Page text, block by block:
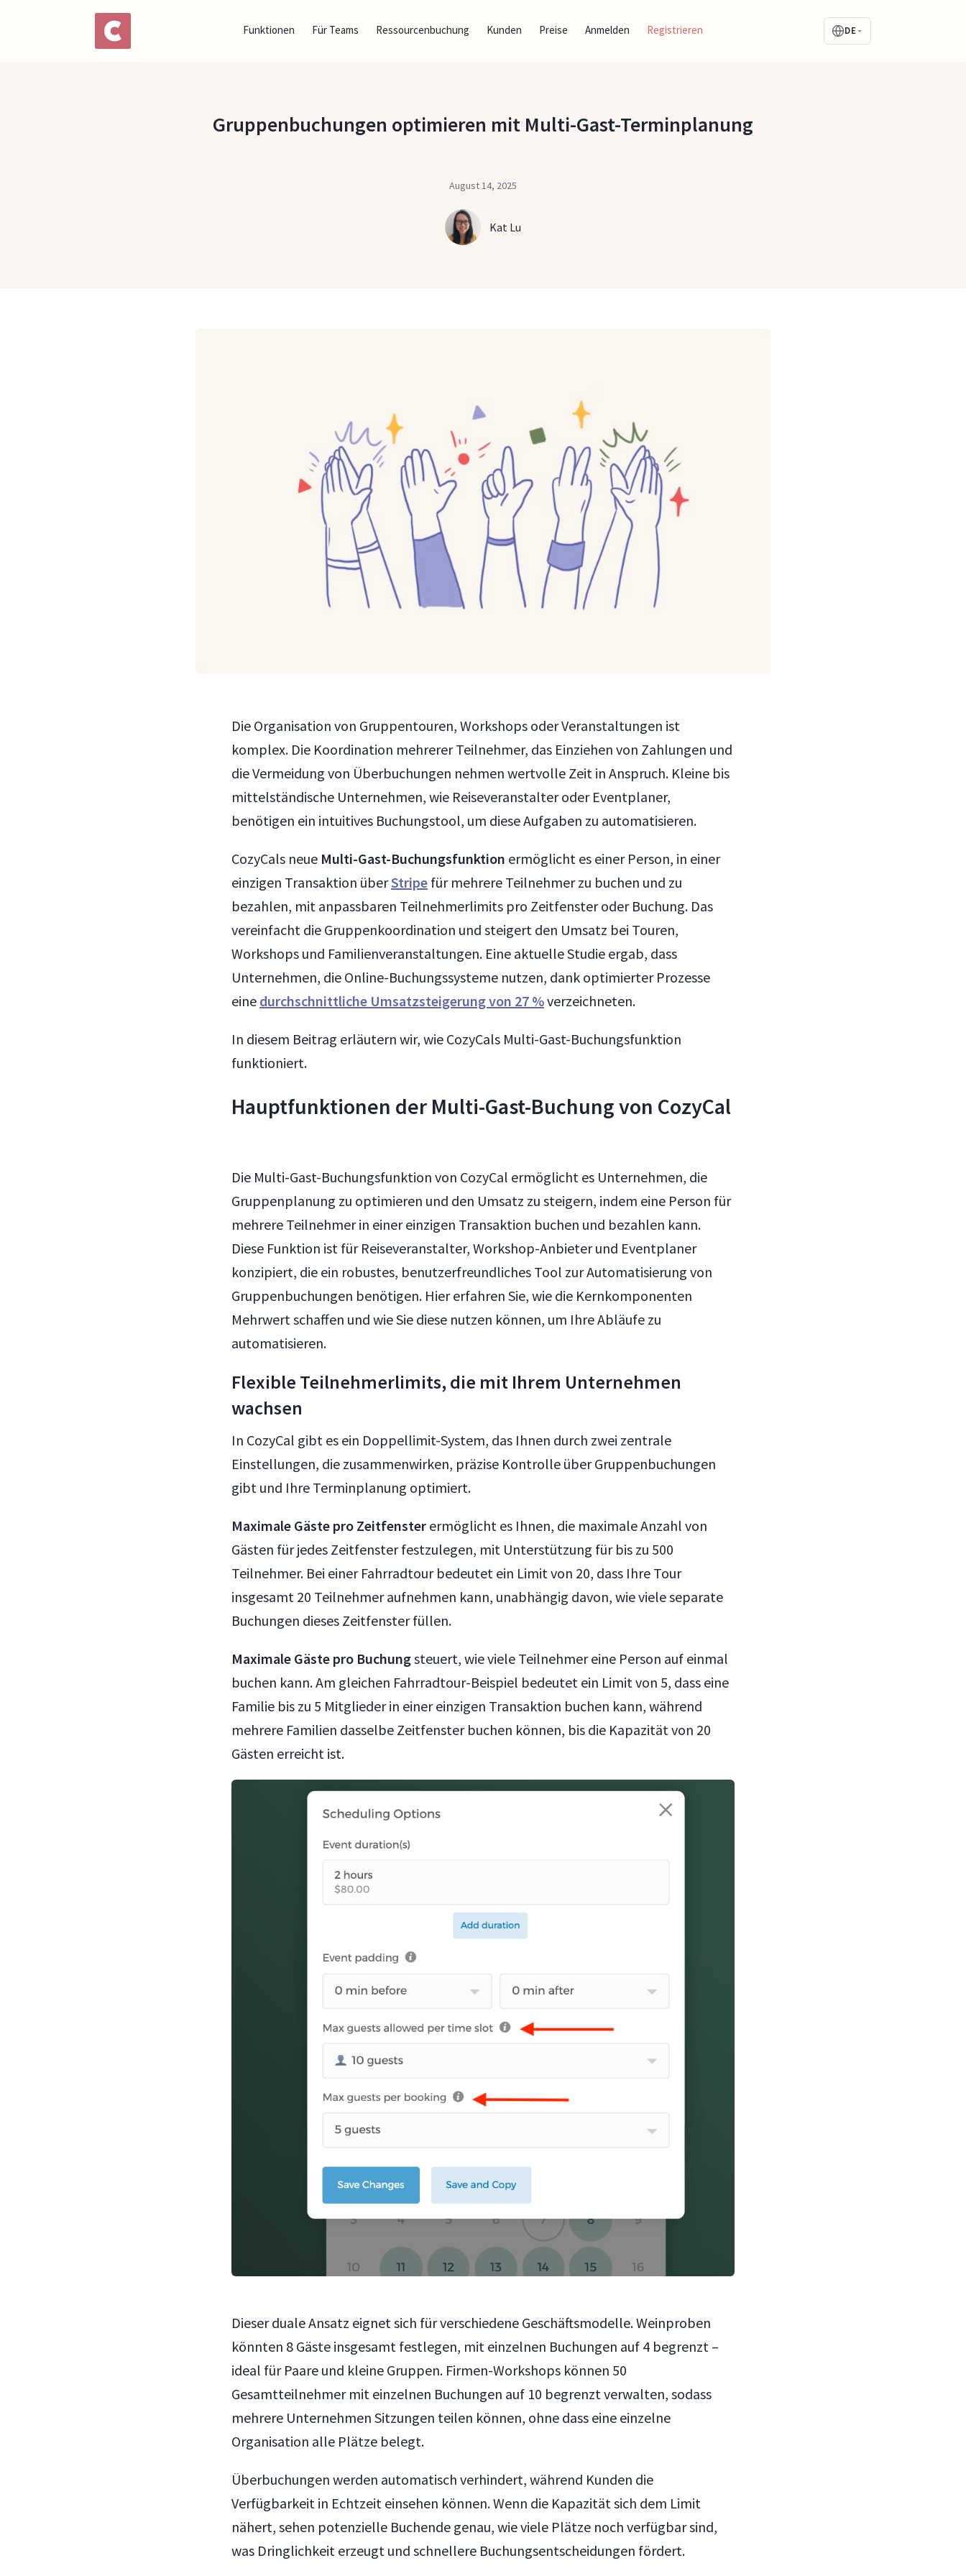
Funktionen Für Teams Ressourcenbuchung Kunden Preise Anmelden Registrieren DE
Gruppenbuchungen optimieren mit Multi-Gast-Terminplanung
August 14, 2025
Kat Lu
Die Organisation von Gruppentouren, Workshops oder Veranstaltungen ist
komplex. Die Koordination mehrerer Teilnehmer, das Einziehen von Zahlungen und
die Vermeidung von Überbuchungen nehmen wertvolle Zeit in Anspruch. Kleine bis
mittelständische Unternehmen, wie Reiseveranstalter oder Eventplaner,
benötigen ein intuitives Buchungstool, um diese Aufgaben zu automatisieren.
CozyCals neue Multi-Gast-Buchungsfunktion ermöglicht es einer Person, in einer
einzigen Transaktion überStripe für mehrere Teilnehmer zu buchen und zu
bezahlen, mit anpassbaren Teilnehmerlimits pro Zeitfenster oder Buchung. Das
vereinfacht die Gruppenkoordination und steigert den Umsatz bei Touren,
Workshops und Familienveranstaltungen. Eine aktuelle Studie ergab, dass
Unternehmen, die Online-Buchungssysteme nutzen, dank optimierter Prozesse
eine durchschnittliche Umsatzsteigerung von 27 %verzeichneten.
In diesem Beitrag erläutern wir, wie CozyCals Multi-Gast-Buchungsfunktion
funktioniert.
Hauptfunktionen der Multi-Gast-Buchung von CozyCal
Die Multi-Gast-Buchungsfunktion von CozyCal ermöglicht es Unternehmen, die
Gruppenplanung zu optimieren und den Umsatz zu steigern, indem eine Person für
mehrere Teilnehmer in einer einzigen Transaktion buchen und bezahlen kann.
Diese Funktion ist für Reiseveranstalter, Workshop-Anbieter und Eventplaner
konzipiert, die ein robustes, benutzerfreundliches Tool zur Automatisierung von
Gruppenbuchungen benötigen. Hier erfahren Sie, wie die Kernkomponenten
Mehrwert schaffen und wie Sie diese nutzen können, um Ihre Abläufe zu
automatisieren.
Flexible Teilnehmerlimits, die mit Ihrem Unternehmen
wachsen
In CozyCal gibt es ein Doppellimit-System, das Ihnen durch zwei zentrale
Einstellungen, die zusammenwirken, präzise Kontrolle über Gruppenbuchungen
gibt und Ihre Terminplanung optimiert.
Maximale Gäste pro Zeitfenster ermöglicht es Ihnen, die maximale Anzahl von
Gästen für jedes Zeitfenster festzulegen, mit Unterstützung für bis zu 500
Teilnehmer. Bei einer Fahrradtour bedeutet ein Limit von 20, dass Ihre Tour
insgesamt 20 Teilnehmer aufnehmen kann, unabhängig davon, wie viele separate
Buchungen dieses Zeitfenster füllen.
Maximale Gäste pro Buchungsteuert, wie viele Teilnehmer eine Person auf einmal
buchen kann. Am gleichen Fahrradtour-Beispiel bedeutet ein Limit von 5, dass eine
Familie bis zu 5 Mitglieder in einer einzigen Transaktion buchen kann, während
mehrere Familien dasselbe Zeitfenster buchen können, bis die Kapazität von 20
Gästen erreicht ist.
Dieser duale Ansatz eignet sich für verschiedene Geschäftsmodelle. Weinproben
könnten 8 Gäste insgesamt festlegen, mit einzelnen Buchungen auf 4 begrenzt –
ideal für Paare und kleine Gruppen. Firmen-Workshops können 50
Gesamtteilnehmer mit einzelnen Buchungen auf 10 begrenzt verwalten, sodass
mehrere Unternehmen Sitzungen teilen können, ohne dass eine einzelne
Organisation alle Plätze belegt.
Überbuchungen werden automatisch verhindert, während Kunden die
Verfügbarkeit in Echtzeit einsehen können. Wenn die Kapazität sich dem Limit
nähert, sehen potenzielle Buchende genau, wie viele Plätze noch verfügbar sind,
was Dringlichkeit erzeugt und schnellere Buchungsentscheidungen fördert.